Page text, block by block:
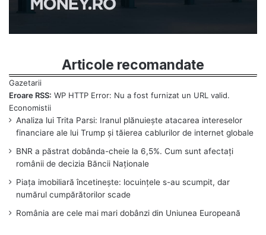
Articole recomandate
Eroare RSS: WP HTTP Error: Nu a fost furnizat un URL valid.
Analiza lui Trita Parsi: Iranul plănuiește atacarea intereselor
financiare ale lui Trump și tăierea cablurilor de internet globale
BNR a păstrat dobânda-cheie la 6,5%. Cum sunt afectați
românii de decizia Băncii Naționale
Piața imobiliară încetinește: locuințele s-au scumpit, dar
numărul cumpărătorilor scade
România are cele mai mari dobânzi din Uniunea Europeană